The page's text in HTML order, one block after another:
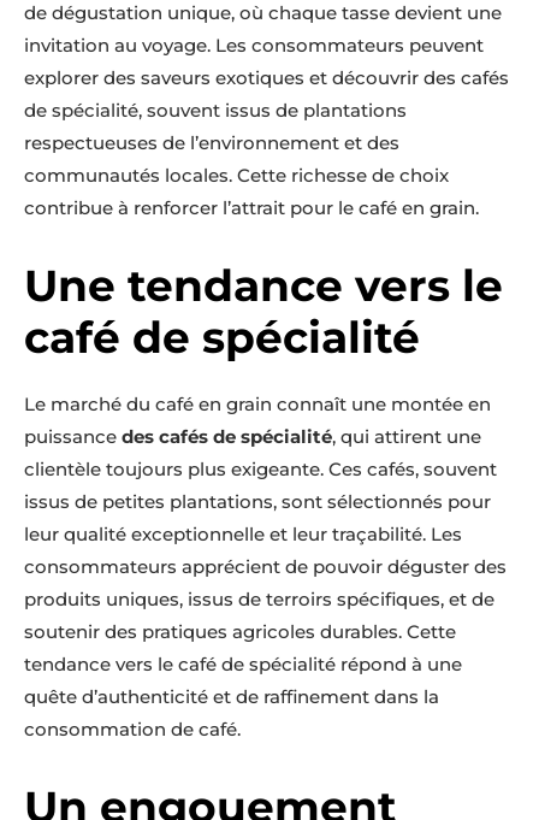
de dégustation unique, où chaque tasse devient une
invitation au voyage. Les consommateurs peuvent
explorer des saveurs exotiques et découvrir des cafés
de spécialité, souvent issus de plantations
respectueuses de l’environnement et des
communautés locales. Cette richesse de choix
contribue à renforcer l’attrait pour le café en grain.
Une tendance vers le
café de spécialité
Le marché du café en grain connaît une montée en
puissance des cafés de spécialité, qui attirent une
clientèle toujours plus exigeante. Ces cafés, souvent
issus de petites plantations, sont sélectionnés pour
leur qualité exceptionnelle et leur traçabilité. Les
consommateurs apprécient de pouvoir déguster des
produits uniques, issus de terroirs spécifiques, et de
soutenir des pratiques agricoles durables. Cette
tendance vers le café de spécialité répond à une
quête d’authenticité et de raffinement dans la
consommation de café.
Un engouement